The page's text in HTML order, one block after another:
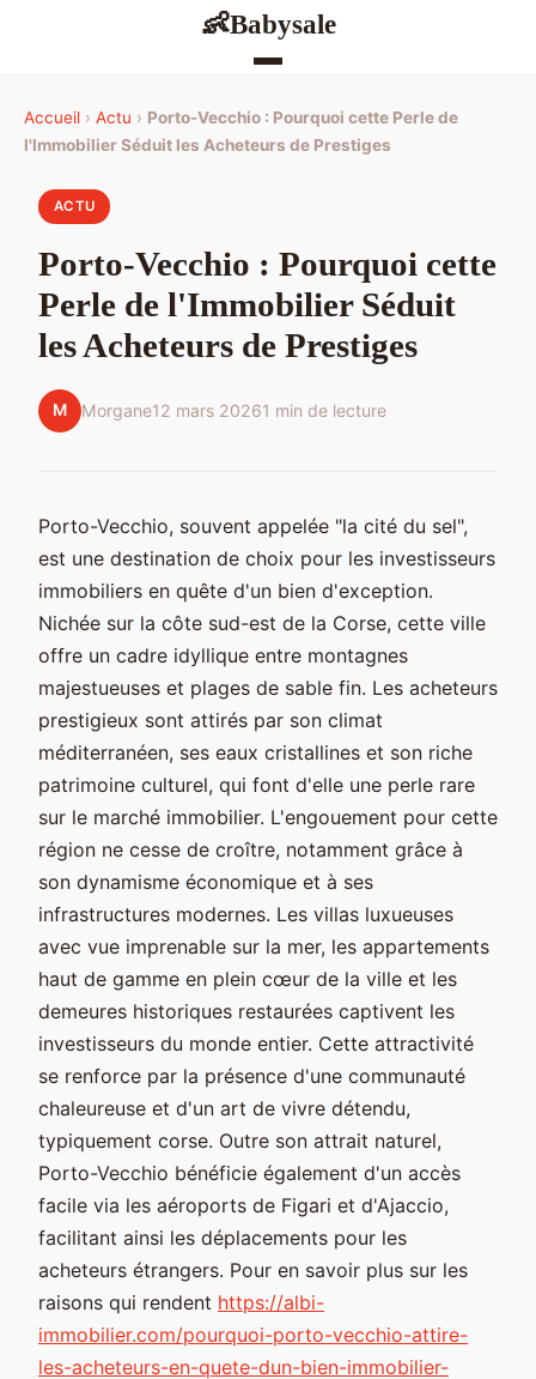
👶Babysale
Accueil › Actu › Porto-Vecchio : Pourquoi cette Perle de
l'Immobilier Séduit les Acheteurs de Prestiges
ACTU
Porto-Vecchio : Pourquoi cette
Perle de l'Immobilier Séduit
les Acheteurs de Prestiges
M Morgane12 mars 20261 min de lecture
Porto-Vecchio, souvent appelée "la cité du sel",
est une destination de choix pour les investisseurs
immobiliers en quête d'un bien d'exception.
Nichée sur la côte sud-est de la Corse, cette ville
offre un cadre idyllique entre montagnes
majestueuses et plages de sable fin. Les acheteurs
prestigieux sont attirés par son climat
méditerranéen, ses eaux cristallines et son riche
patrimoine culturel, qui font d'elle une perle rare
sur le marché immobilier. L'engouement pour cette
région ne cesse de croître, notamment grâce à
son dynamisme économique et à ses
infrastructures modernes. Les villas luxueuses
avec vue imprenable sur la mer, les appartements
haut de gamme en plein cœur de la ville et les
demeures historiques restaurées captivent les
investisseurs du monde entier. Cette attractivité
se renforce par la présence d'une communauté
chaleureuse et d'un art de vivre détendu,
typiquement corse. Outre son attrait naturel,
Porto-Vecchio bénéficie également d'un accès
facile via les aéroports de Figari et d'Ajaccio,
facilitant ainsi les déplacements pour les
acheteurs étrangers. Pour en savoir plus sur les
raisons qui rendent https://albi-
immobilier.com/pourquoi-porto-vecchio-attire-
les-acheteurs-en-quete-dun-bien-immobilier-